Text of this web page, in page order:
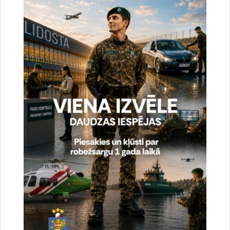
Noslēgušās Valsts robežsardzes organizētas
starptautiskās operatīvi - taktiskās mācības
“RONIS 2026”
27.07.2026. Sabiedriskie pasākumi
2026. gada 9. augusts uz valsts robežas un
valsts iekšienē
10.08.2026. Statistika
2026. gada 8. augusts uz valsts robežas un